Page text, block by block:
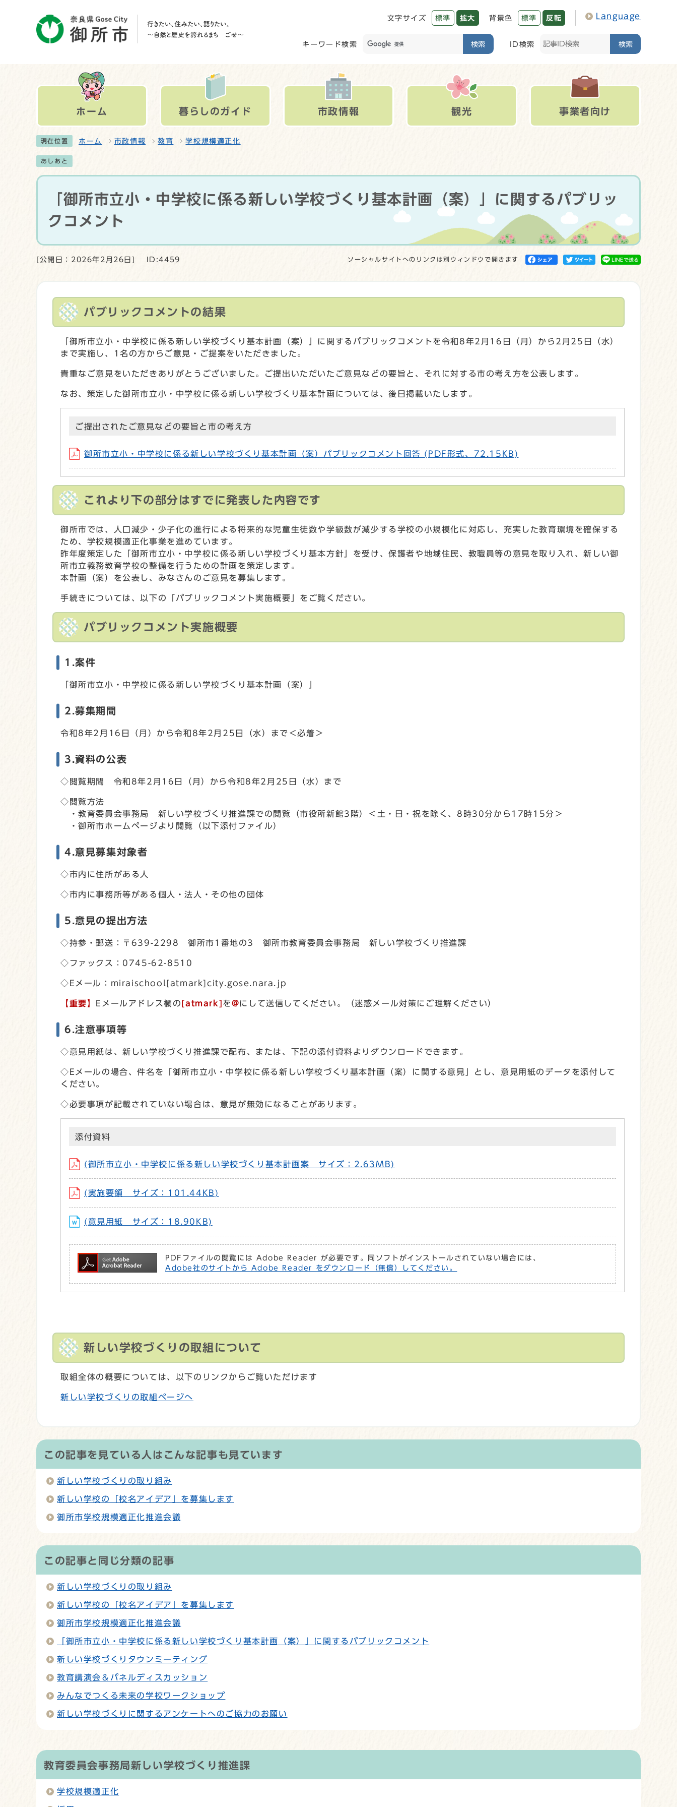
文字サイズ 標準 拡大 背景色 標準 反転 Language
キーワード検索 検索 ID検索 検索
ホーム 暮らしのガイド 市政情報 観光 事業者向け
現在位置 ホーム 市政情報 教育 学校規模適正化
あしあと
「御所市立小・中学校に係る新しい学校づくり基本計画（案）」に関するパブリッ
クコメント
[公開日：2026年2月26日] ID:4459 ソーシャルサイトへのリンクは別ウィンドウで開きます
パブリックコメントの結果
「御所市立小・中学校に係る新しい学校づくり基本計画（案）」に関するパブリックコメントを令和8年2月16日（月）から2月25日（水）
まで実施し、1名の方からご意見・ご提案をいただきました。
貴重なご意見をいただきありがとうございました。ご提出いただいたご意見などの要旨と、それに対する市の考え方を公表します。
なお、策定した御所市立小・中学校に係る新しい学校づくり基本計画については、後日掲載いたします。
ご提出されたご意見などの要旨と市の考え方
御所市立小・中学校に係る新しい学校づくり基本計画（案）パブリックコメント回答 (PDF形式、72.15KB)
これより下の部分はすでに発表した内容です
御所市では、人口減少・少子化の進行による将来的な児童生徒数や学級数が減少する学校の小規模化に対応し、充実した教育環境を確保する
ため、学校規模適正化事業を進めています。
昨年度策定した「御所市立小・中学校に係る新しい学校づくり基本方針」を受け、保護者や地域住民、教職員等の意見を取り入れ、新しい御
所市立義務教育学校の整備を行うための計画を策定します。
本計画（案）を公表し、みなさんのご意見を募集します。
手続きについては、以下の「パブリックコメント実施概要」をご覧ください。
パブリックコメント実施概要
1.案件
「御所市立小・中学校に係る新しい学校づくり基本計画（案）」
2.募集期間
令和8年2月16日（月）から令和8年2月25日（水）まで＜必着＞
3.資料の公表
◇閲覧期間 令和8年2月16日（月）から令和8年2月25日（水）まで
◇閲覧方法
・教育委員会事務局 新しい学校づくり推進課での閲覧（市役所新館3階）＜土・日・祝を除く、8時30分から17時15分＞
・御所市ホームページより閲覧（以下添付ファイル）
4.意見募集対象者
◇市内に住所がある人
◇市内に事務所等がある個人・法人・その他の団体
5.意見の提出方法
◇持参・郵送：〒639-2298 御所市1番地の3 御所市教育委員会事務局 新しい学校づくり推進課
◇ファックス：0745-62-8510
◇Eメール：miraischool[atmark]city.gose.nara.jp
【重要】 Eメールアドレス欄の [atmark] を@にして送信してください。（迷惑メール対策にご理解ください）
6.注意事項等
◇意見用紙は、新しい学校づくり推進課で配布、または、下記の添付資料よりダウンロードできます。
◇Eメールの場合、件名を「御所市立小・中学校に係る新しい学校づくり基本計画（案）に関する意見」とし、意見用紙のデータを添付して
ください。
◇必要事項が記載されていない場合は、意見が無効になることがあります。
添付資料
(御所市立小・中学校に係る新しい学校づくり基本計画案 サイズ：2.63MB)
(実施要領 サイズ：101.44KB)
(意見用紙 サイズ：18.90KB)
PDFファイルの閲覧には Adobe Reader が必要です。同ソフトがインストールされていない場合には、
Adobe社のサイトから Adobe Reader をダウンロード（無償）してください。
新しい学校づくりの取組について
取組全体の概要については、以下のリンクからご覧いただけます
新しい学校づくりの取組ページへ
この記事を見ている人はこんな記事も見ています
新しい学校づくりの取り組み
新しい学校の「校名アイデア」を募集します
御所市学校規模適正化推進会議
この記事と同じ分類の記事
新しい学校づくりの取り組み
新しい学校の「校名アイデア」を募集します
御所市学校規模適正化推進会議
「御所市立小・中学校に係る新しい学校づくり基本計画（案）」に関するパブリックコメント
新しい学校づくりタウンミーティング
教育講演会＆パネルディスカッション
みんなでつくる未来の学校ワークショップ
新しい学校づくりに関するアンケートへのご協力のお願い
教育委員会事務局新しい学校づくり推進課
学校規模適正化